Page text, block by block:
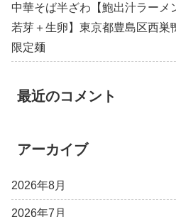
中華そば半ざわ【鮑出汁ラーメ
若芽＋生卵】東京都豊島区西
限定麺
最近のコメント
アーカイブ
2026年8月
2026年7月